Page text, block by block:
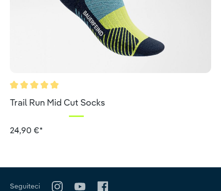
Valutazione media di 5 su 5 stelle
Trail Run Mid Cut Socks
24,90 €*
Seguiteci